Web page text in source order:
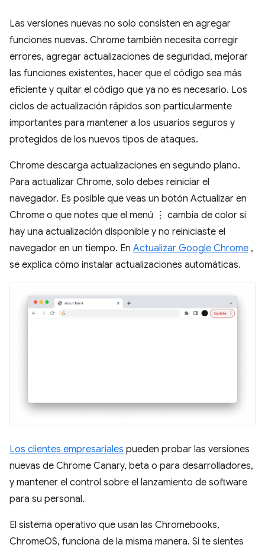
Las versiones nuevas no solo consisten en agregar
funciones nuevas. Chrome también necesita corregir
errores, agregar actualizaciones de seguridad, mejorar
las funciones existentes, hacer que el código sea más
eficiente y quitar el código que ya no es necesario. Los
ciclos de actualización rápidos son particularmente
importantes para mantener a los usuarios seguros y
protegidos de los nuevos tipos de ataques.
Chrome descarga actualizaciones en segundo plano.
Para actualizar Chrome, solo debes reiniciar el
navegador. Es posible que veas un botón Actualizar en
Chrome o que notes que el menú ⋮ cambia de color si
hay una actualización disponible y no reiniciaste el
navegador en un tiempo. En Actualizar Google Chrome ,
se explica cómo instalar actualizaciones automáticas.
Los clientes empresariales pueden probar las versiones
nuevas de Chrome Canary, beta o para desarrolladores,
y mantener el control sobre el lanzamiento de software
para su personal.
El sistema operativo que usan las Chromebooks,
ChromeOS, funciona de la misma manera. Si te sientes